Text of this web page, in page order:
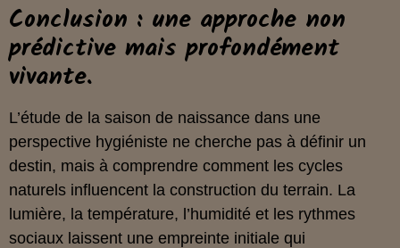
Conclusion : une approche non
prédictive mais profondément
vivante.
L’étude de la saison de naissance dans une
perspective hygiéniste ne cherche pas à définir un
destin, mais à comprendre comment les cycles
naturels influencent la construction du terrain. La
lumière, la température, l’humidité et les rythmes
sociaux laissent une empreinte initiale qui